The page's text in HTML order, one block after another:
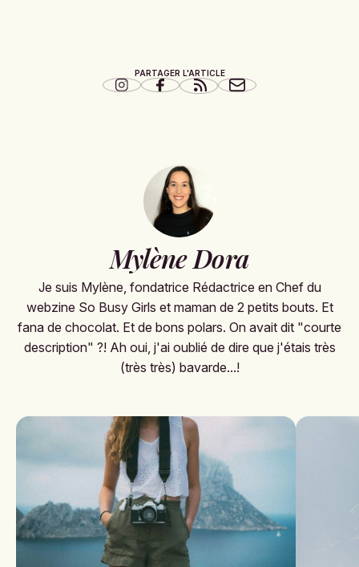
PARTAGER L'ARTICLE
Mylène Dora
Je suis Mylène, fondatrice Rédactrice en Chef du
webzine So Busy Girls et maman de 2 petits bouts. Et
fana de chocolat. Et de bons polars. On avait dit "courte
description" ?! Ah oui, j'ai oublié de dire que j'étais très
(très très) bavarde...!